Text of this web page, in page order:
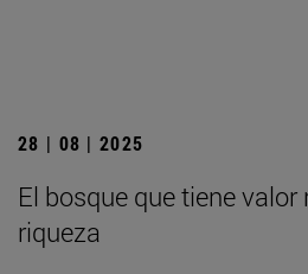
28 | 08 | 2025
El bosque que tiene valor
riqueza